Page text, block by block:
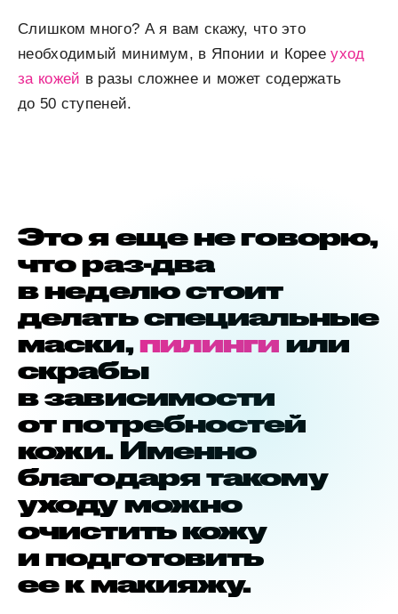
Слишком много? А я вам скажу, что это
необходимый минимум, в Японии и Корееуход
за кожей в разы сложнее и может содержать
до 50 ступеней.
Это я еще не говорю,
что раз-два
в неделю стоит
делать специальные
маски,пилинги или
скрабы
в зависимости
от потребностей
кожи. Именно
благодаря такому
уходу можно
очистить кожу
и подготовить
ее к макияжу.